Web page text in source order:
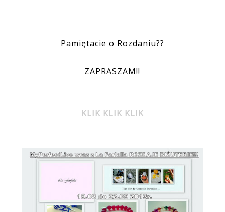
Pamiętacie o Rozdaniu??
ZAPRASZAM!!
KLIK KLIK KLIK